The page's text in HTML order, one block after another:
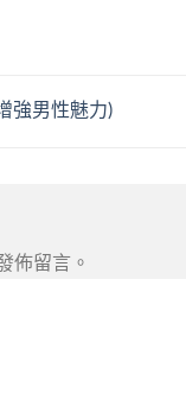
強男性魅力)
佈留言。